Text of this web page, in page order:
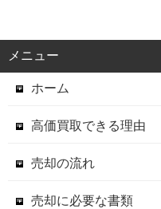
メニュー
ホーム
高価買取できる理由
売却の流れ
売却に必要な書類